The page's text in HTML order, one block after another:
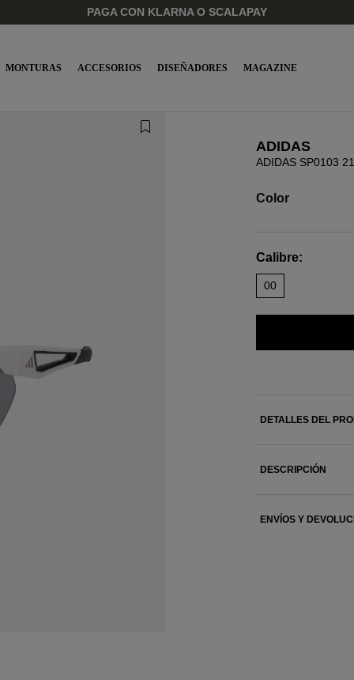
PAGA CON KLARNA O SCALAPAY
MONTURAS ACCESORIOS DISEÑADORES MAGAZINE
ADIDAS
ADIDAS SP0103
Color
Calibre:
00
DETALLES DEL
DESCRIPCIÓN
ENVÍOS Y